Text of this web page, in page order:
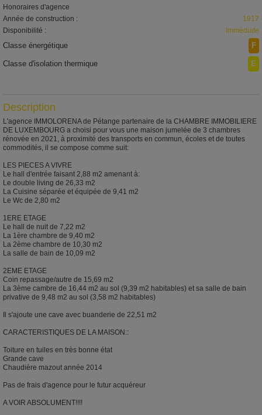
Honoraires d'agence
Année de construction :
1917
Disponibilité :
Immédiate
Classe énergétique F
Classe d'isolation thermique E
Description
L'agence IMMOLORENA de Pétange partenaire de la CHAMBRE IMMOBILIERE
DE LUXEMBOURG a choisi pour vous une maison jumelée de 3 chambres
rénovée en 2021, à proximité des transports en commun, écoles et de toutes
commodités, il se compose comme suit:
LES PIECES A VIVRE
Le hall d'entrée faisant 2,88 m2 amenant à:
Le double living de 26,33 m2
La Cuisine séparée et équipée de 9,41 m2
Le Wc de 2,80 m2
1ERE ETAGE
Le hall de nuit de 7,22 m2
La 1ère chambre de 9,40 m2
La 2ème chambre de 10,30 m2
La salle de bain de 10,09 m2
2EME ETAGE
Coin repassage/autre de 15,69 m2
La 3ème cambre de 16,44 m2 au sol (9,39 m2 habitables) et sa salle de bain
privative de 9,48 m2 au sol (3,58 m2 habitables)
Il s'ajoute une cave avec buanderie de 22,51 m2
CARACTERISTIQUES DE LA MAISON::
Toiture en tuiles en très bonne état
Grande cave
Chaudière mazout année 2014
Pas de frais d'agence pour le futur acquéreur
A VOIR ABSOLUMENT!!!!